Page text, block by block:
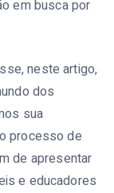
em busca por
neste artigo,
dos
sua
processo de
de apresentar
e educadores